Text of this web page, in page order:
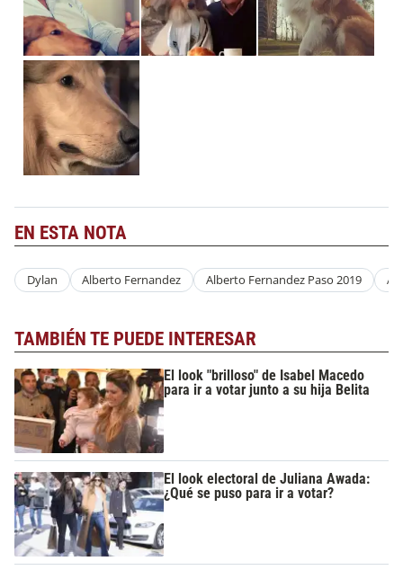
EN ESTA NOTA
Dylan Alberto Fernandez Alberto Fernandez Paso 2019
TAMBIÉN TE PUEDE INTERESAR
El look "brilloso" de Isabel Macedo
para ir a votar junto a su hija Belita
El look electoral de Juliana Awada:
¿Qué se puso para ir a votar?